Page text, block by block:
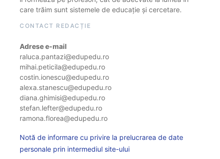
care trăim sunt sistemele de educație și cercetare.
CONTACT REDACȚIE
Adrese e-mail
raluca.pantazi@edupedu.ro
mihai.peticila@edupedu.ro
costin.ionescu@edupedu.ro
alexa.stanescu@edupedu.ro
diana.ghimisi@edupedu.ro
stefan.lefter@edupedu.ro
ramona.florea@edupedu.ro
Notă de informare cu privire la prelucrarea de date
personale prin intermediul site-ului